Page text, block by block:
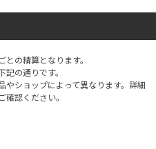
の精算となります。
の通りです。
ショップによって異なります。詳細
認ください。